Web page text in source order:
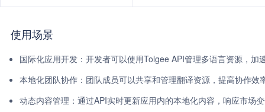
使用场景
国际化应用开发：开发者可以使用Tolgee API管理多语言资源，加
本地化团队协作：团队成员可以共享和管理翻译资源，提高协作效
动态内容管理：通过API实时更新应用内的本地化内容，响应市场